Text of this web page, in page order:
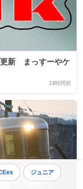
ジュニア
更新 まっすーやケ
19時間前